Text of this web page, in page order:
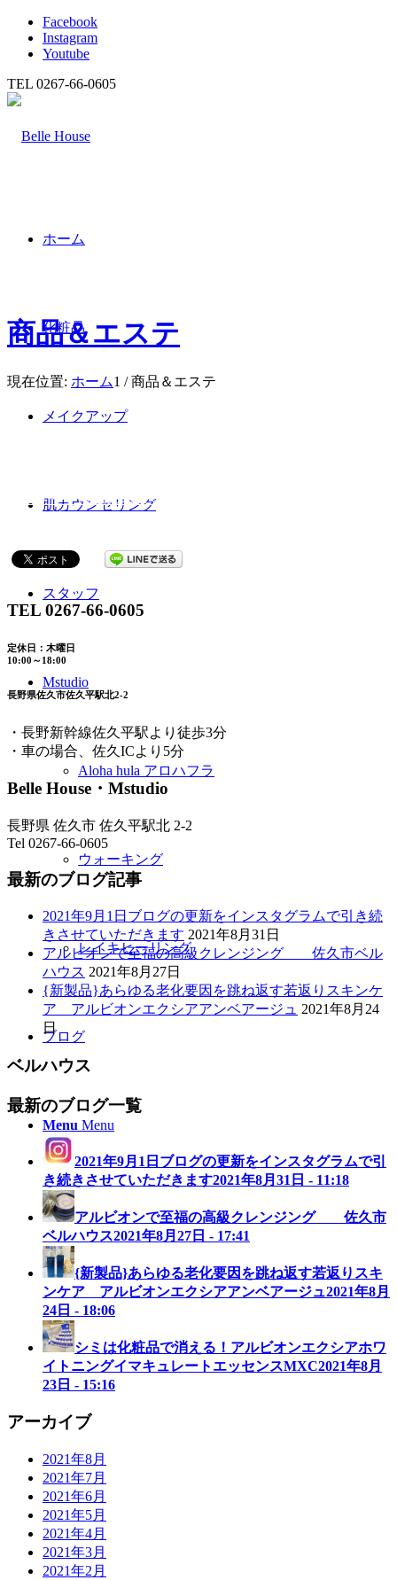
Facebook
Instagram
Youtube
TEL 0267-66-0605
ホーム
化粧品
メイクアップ
肌カウンセリング
スタッフ
Mstudio
Aloha hula アロハフラ
ウォーキング
レイキヒーリング
ブログ
Menu Menu
商品＆エステ
現在位置: ホーム1 / 商品＆エステ
眉やメイクは顔の印象を左右する大事なポイント。
美しく魅せるためのメニューが充実しています。
TEL 0267-66-0605
定休日：木曜日
10:00～18:00
長野県佐久市佐久平駅北2-2
・長野新幹線佐久平駅より徒歩3分
・車の場合、佐久ICより5分
Belle House・Mstudio
長野県 佐久市 佐久平駅北 2-2
Tel 0267-66-0605
最新のブログ記事
2021年9月1日ブログの更新をインスタグラムで引き続
きさせていただきます 2021年8月31日
アルビオンで至福の高級クレンジング 佐久市ベル
ハウス 2021年8月27日
{新製品}あらゆる老化要因を跳ね返す若返りスキンケ
ア アルビオンエクシアアンベアージュ 2021年8月24
日
ベルハウス
最新のブログ一覧
2021年9月1日ブログの更新をインスタグラムで引
き続きさせていただきます2021年8月31日 - 11:18
アルビオンで至福の高級クレンジング 佐久市
ベルハウス2021年8月27日 - 17:41
{新製品}あらゆる老化要因を跳ね返す若返りスキ
ンケア アルビオンエクシアアンベアージュ2021年8月
24日 - 18:06
シミは化粧品で消える！アルビオンエクシアホワ
イトニングイマキュレートエッセンスMXC2021年8月
23日 - 15:16
アーカイブ
2021年8月
2021年7月
2021年6月
2021年5月
2021年4月
2021年3月
2021年2月